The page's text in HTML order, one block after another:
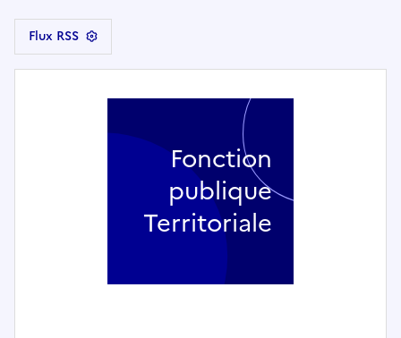
Flux RSS
Fonction
publique
Territoriale